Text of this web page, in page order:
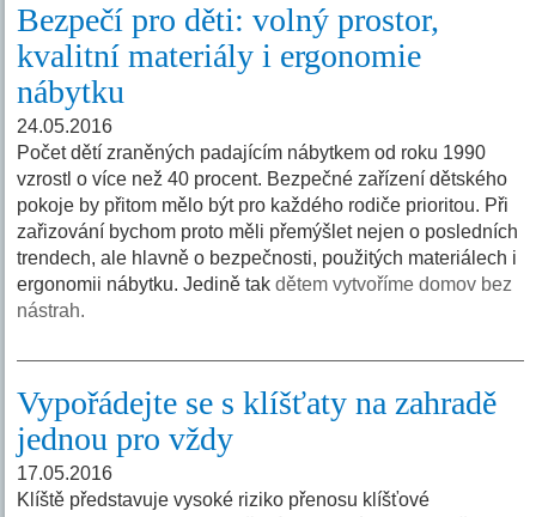
Bezpečí pro děti: volný prostor,
kvalitní materiály i ergonomie
nábytku
24.05.2016
Počet dětí zraněných padajícím nábytkem od roku 1990
vzrostl o více než 40 procent. Bezpečné zařízení dětského
pokoje by přitom mělo být pro každého rodiče prioritou. Při
zařizování bychom proto měli přemýšlet nejen o posledních
trendech, ale hlavně o bezpečnosti, použitých materiálech i
ergonomii nábytku. Jedině takdětem vytvoříme domov bez
nástrah.
Vypořádejte se s klíšťaty na zahradě
jednou pro vždy
17.05.2016
Klíště představuje vysoké riziko přenosu klíšťové